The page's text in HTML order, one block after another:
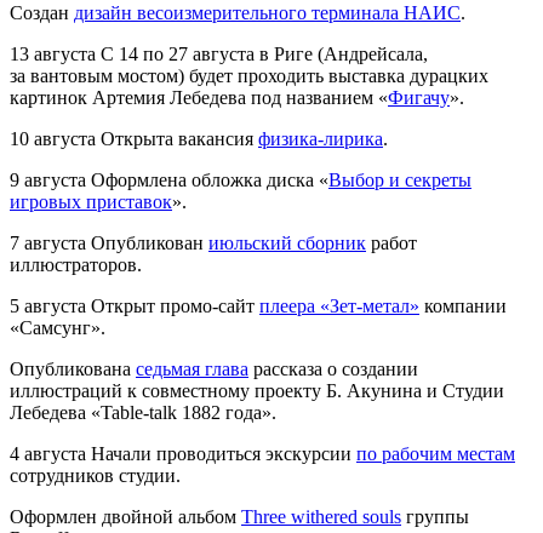
Создан дизайн весоизмерительного терминала НАИС.
13 августа С 14 по 27 августа в Риге (Андрейсала,
за вантовым мостом) будет проходить выставка дурацких
картинок Артемия Лебедева под названием «Фигачу».
10 августа Открыта вакансия физика-лирика.
9 августа Оформлена обложка диска «Выбор и секреты
игровых приставок».
7 августа Опубликован июльский сборник работ
иллюстраторов.
5 августа Открыт промо-сайт плеера «Зет-метал» компании
«Самсунг».
Опубликована седьмая глава рассказа о создании
иллюстраций к совместному проекту Б. Акунина и Студии
Лебедева «Table-talk 1882 года».
4 августа Начали проводиться экскурсии по рабочим местам
сотрудников студии.
Оформлен двойной альбом Three withered souls группы